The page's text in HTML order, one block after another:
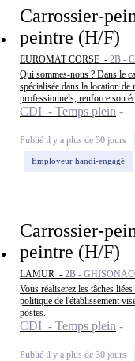
Carrossier-
peintre (H/F)
EUROMAT CORSE - 2B -
Qui sommes-nous ? Dans le
spécialisée dans la location
professionnels, renforce son
CDI - Temps plein
Publié il y a plus de 30 jours
Employeur handi-engagé
Carrossier-
peintre (H/F)
LAMUR - 2B -
Vous réaliserez les tâches
politique de l'établissement
postes.
CDI - Temps plein
Publié il y a plus de 30 jours